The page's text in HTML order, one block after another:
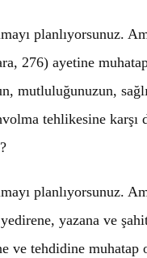
planlıyorsunuz.
276) ayetine
mutluluğunuzun,
tehlikesine karşı
planlıyorsunuz.
yazana ve
ve tehdidine